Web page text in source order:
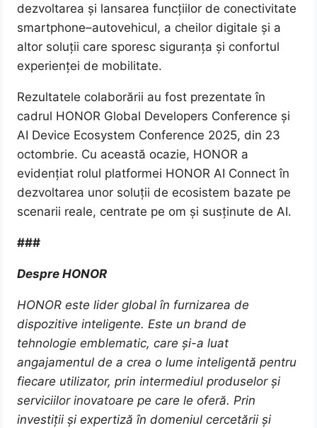
dezvoltarea și lansarea funcțiilor de conectivitate
smartphone–autovehicul, a cheilor digitale și a
altor soluții care sporesc siguranța și confortul
experienței de mobilitate.
Rezultatele colaborării au fost prezentate în
cadrul HONOR Global Developers Conference și
AI Device Ecosystem Conference 2025, din 23
octombrie. Cu această ocazie, HONOR a
evidențiat rolul platformei HONOR AI Connect în
dezvoltarea unor soluții de ecosistem bazate pe
scenarii reale, centrate pe om și susținute de AI.
###
Despre HONOR
HONOR este lider global în furnizarea de
dispozitive inteligente. Este un brand de
tehnologie emblematic, care și-a luat
angajamentul de a crea o lume inteligentă pentru
fiecare utilizator, prin intermediul produselor și
serviciilor inovatoare pe care le oferă. Prin
investiții și expertiză în domeniul cercetării și